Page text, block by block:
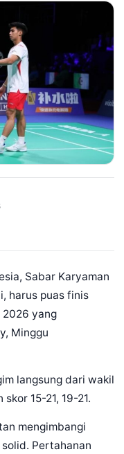
Sabar Karyaman
harus puas finis
2026 yang
Minggu
langsung dari wakil
15-21, 19-21.
mengimbangi
Pertahanan